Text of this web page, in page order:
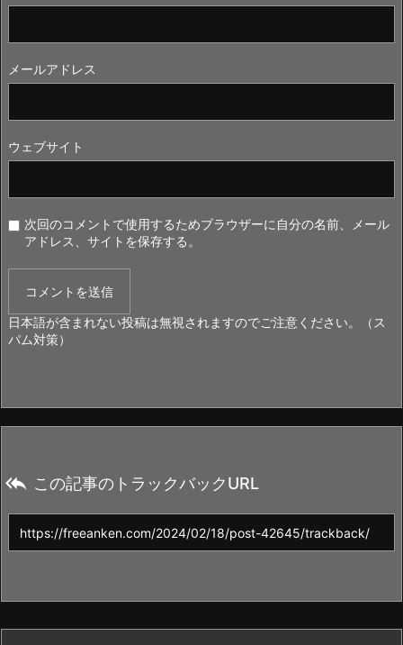
メールアドレス
ウェブサイト
次回のコメントで使用するためブラウザーに自分の名前、メール
アドレス、サイトを保存する。
日本語が含まれない投稿は無視されますのでご注意ください。（ス
パム対策）
 この記事のトラックバックURL